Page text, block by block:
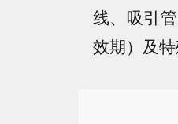
线、吸引
效期）及